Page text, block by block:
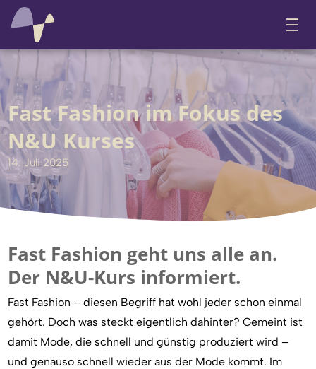
Fast Fashion im Fokus des
N&U Kurses
14. Juli 2025
Fast Fashion geht uns alle an.
Der N&U-Kurs informiert.
Fast Fashion – diesen Begriff hat wohl jeder schon einmal
gehört. Doch was steckt eigentlich dahinter? Gemeint ist
damit Mode, die schnell und günstig produziert wird –
und genauso schnell wieder aus der Mode kommt. Im